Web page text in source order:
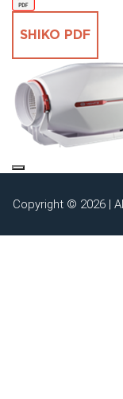
SHIKO PDF
Copyright © 2026 |